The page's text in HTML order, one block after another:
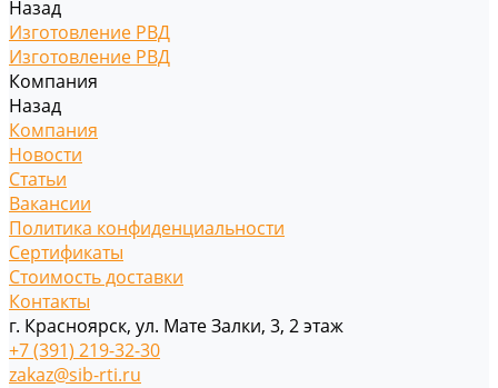
Назад
Изготовление РВД
Изготовление РВД
Компания
Назад
Компания
Новости
Статьи
Вакансии
Политика конфиденциальности
Сертификаты
Стоимость доставки
Контакты
г. Красноярск, ул. Мате Залки, 3, 2 этаж
+7 (391) 219-32-30
zakaz@sib-rti.ru